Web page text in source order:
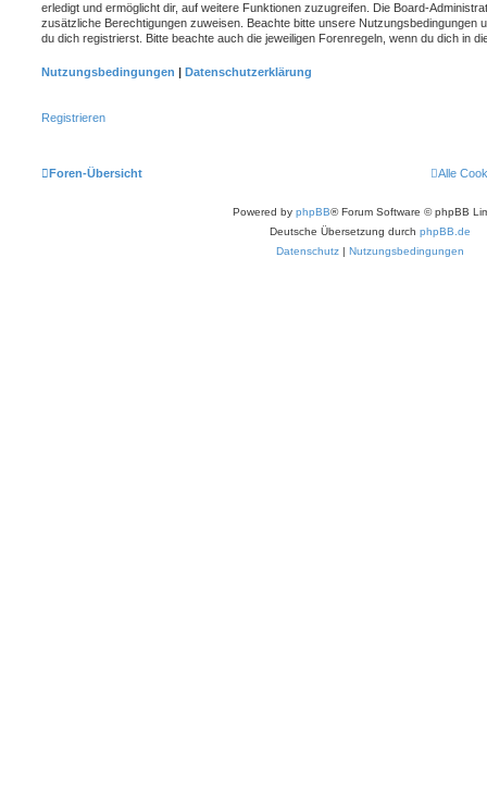
erledigt und ermöglicht dir, auf weitere Funktionen zuzugreifen. Die Board-
zusätzliche Berechtigungen zuweisen. Beachte bitte unsere Nutzungsbedingungen
du dich registrierst. Bitte beachte auch die jeweiligen Forenregeln, wenn du dich in
Nutzungsbedingungen | Datenschutzerklärung
Registrieren
Foren-Übersicht Alle
Powered by phpBB® Forum Software © phpBB
Deutsche Übersetzung durch phpBB.de
Datenschutz | Nutzungsbedingungen